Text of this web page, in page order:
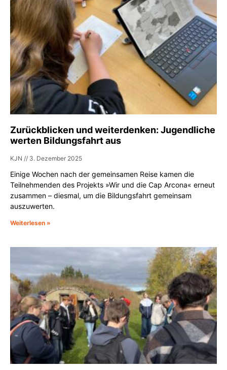
Zurückblicken und weiterdenken: Jugendliche
werten Bildungsfahrt aus
KJN 3. Dezember 2025
Einige Wochen nach der gemeinsamen Reise kamen die
Teilnehmenden des Projekts »Wir und die Cap Arcona« erneut
zusammen – diesmal, um die Bildungsfahrt gemeinsam
auszuwerten.
Weiterlesen »